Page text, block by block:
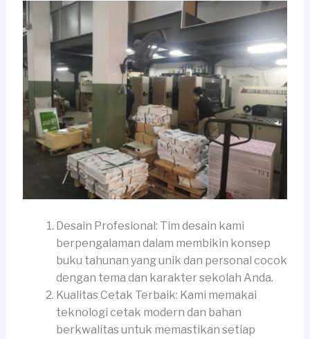
Desain Profesional: Tim desain kami
berpengalaman dalam membikin konsep
buku tahunan yang unik dan personal cocok
dengan tema dan karakter sekolah Anda.
Kualitas Cetak Terbaik: Kami memakai
teknologi cetak modern dan bahan
berkwalitas untuk memastikan setiap